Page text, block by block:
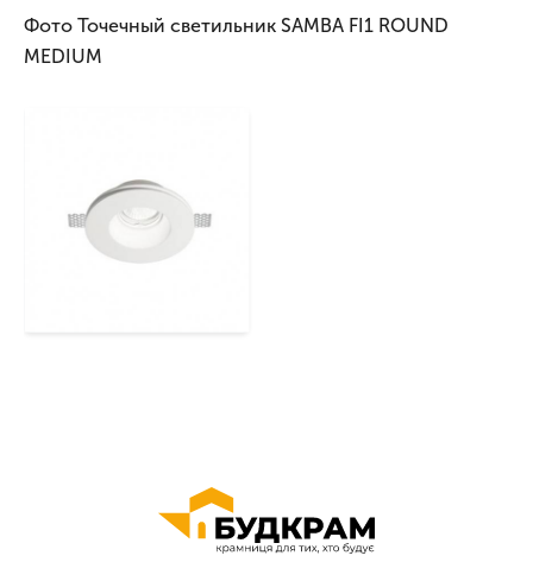
Фото Точечный светильник SAMBA FI1 ROUND
MEDIUM